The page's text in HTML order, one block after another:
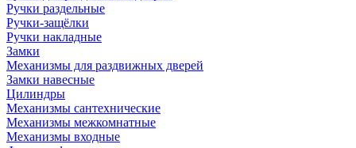
Ручки раздельные
Ручки-защёлки
Ручки накладные
Замки
Механизмы для раздвижных дверей
Замки навесные
Цилиндры
Механизмы сантехнические
Механизмы межкомнатные
Механизмы входные